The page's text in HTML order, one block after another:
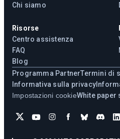
Chi siamo
Risorse
Centro assistenza
FAQ
Blog
Programma PartnerTermini di
Informativa sulla privacy
Impostazioni cookieWhite paper